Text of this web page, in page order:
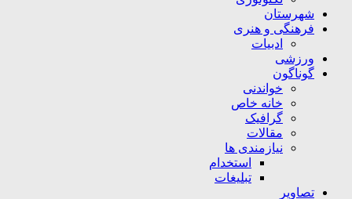
شهرستان
فرهنگی و هنری
ادبیات
ورزشی
گوناگون
خواندنی
خانه خاص
گرافیک
مقالات
نیازمندی ها
استخدام
تبلیغات
تصاویر